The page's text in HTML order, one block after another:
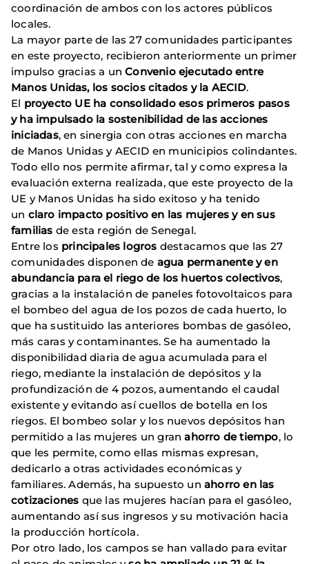
coordinación de ambos con los actores públicos
locales.
La mayor parte de las 27 comunidades participantes
en este proyecto, recibieron anteriormente un primer
impulso gracias a unConvenio ejecutado entre
Manos Unidas, los socios citados y la AECID.
El proyecto UE ha consolidado esos primeros pasos
y ha impulsado la sostenibilidad de las acciones
iniciadas, en sinergia con otras acciones en marcha
de Manos Unidas y AECID en municipios colindantes.
Todo ello nos permite afirmar, tal y como expresa la
evaluación externa realizada, que este proyecto de la
UE y Manos Unidas ha sido exitoso y ha tenido
un claro impacto positivo en las mujeres y en sus
familias de esta región de Senegal.
Entre los principales logros destacamos que las 27
comunidades disponen de agua permanente y en
abundancia para el riego de los huertos colectivos,
gracias a la instalación de paneles fotovoltaicos para
el bombeo del agua de los pozos de cada huerto, lo
que ha sustituido las anteriores bombas de gasóleo,
más caras y contaminantes. Se ha aumentado la
disponibilidad diaria de agua acumulada para el
riego, mediante la instalación de depósitos y la
profundización de 4 pozos, aumentando el caudal
existente y evitando así cuellos de botella en los
riegos. El bombeo solar y los nuevos depósitos han
permitido a las mujeres un granahorro de tiempo, lo
que les permite, como ellas mismas expresan,
dedicarlo a otras actividades económicas y
familiares. Además, ha supuesto un ahorro en las
cotizaciones que las mujeres hacían para el gasóleo,
aumentando así sus ingresos y su motivación hacia
la producción hortícola.
Por otro lado, los campos se han vallado para evitar